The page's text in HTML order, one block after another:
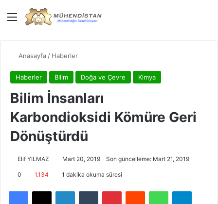
Menü
Anasayfa / Haberler
Haberler Bilim Doğa ve Çevre Kimya
Bilim İnsanları
Karbondioksidi Kömüre Geri
Dönüştürdü
Elif YILMAZ Mart 20, 2019 Son güncelleme: Mart 21, 2019
0 1.134 1 dakika okuma süresi
Facebook
X LinkedInTumblr PinterestReddit WhatsApp